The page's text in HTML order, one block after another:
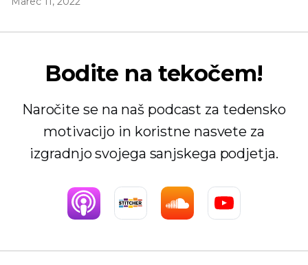
Bodite na tekočem!
Naročite se na naš podcast za tedensko
motivacijo in koristne nasvete za
izgradnjo svojega sanjskega podjetja.